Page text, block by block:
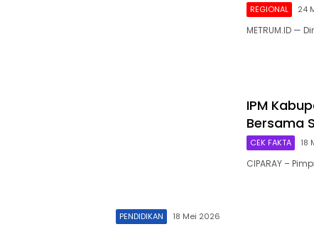
REGIONAL 24
METRUM.ID —
IPM
Bersama
CEK FAKTA 18
CIPARAY –
PENDIDIKAN 18 Mei 2026